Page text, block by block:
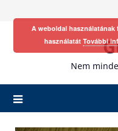
Nem
A weboldal
használatát További